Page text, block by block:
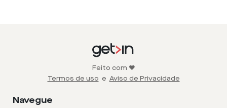
Feito com ❤️
Termos de uso e Aviso de Privacidade
Navegue